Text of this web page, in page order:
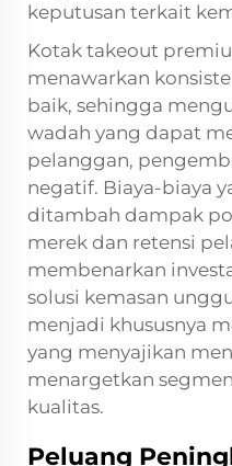
keputusan terkait
Kotak takeout
menawarkan
baik, sehingga
wadah yang dapat
pelanggan,
negatif. Biaya-biaya
ditambah dampak
merek dan retensi
membenarkan
solusi kemasan
menjadi khususnya
yang menyajikan
menargetkan
kualitas.
Peluang